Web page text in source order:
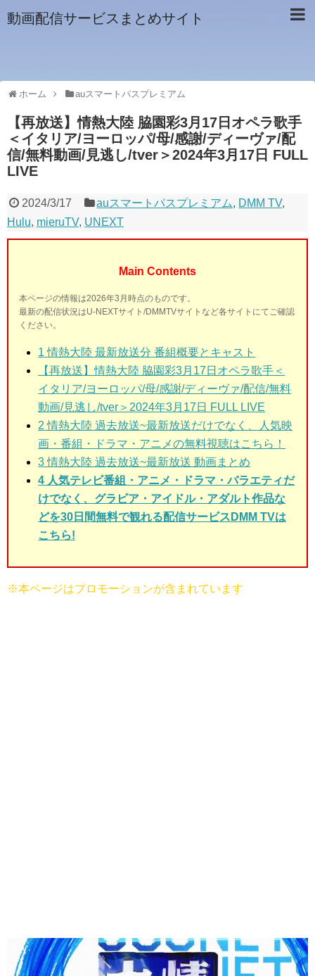
動画配信サービスまとめサイト
ホーム auスマートパスプレミアム
【再放送】情熱大陸 脇園彩3月17日オペラ歌手
＜イタリア/ヨーロッパ/母/感謝/ディーヴァ/配
信/無料動画/見逃し/tver＞2024年3月17日 FULL
LIVE
2024/3/17 auスマートパスプレミアム, DMM TV,
Hulu, mieruTV, UNEXT
Main Contents
本ページの情報は2026年3月時点のものです。
最新の配信状況はU-NEXTサイト/DMMTVサイトなど各サイトにてご確認
ください。
1 情熱大陸 最新放送分 番組概要とキャスト
【再放送】情熱大陸 脇園彩3月17日オペラ歌手＜
イタリア/ヨーロッパ/母/感謝/ディーヴァ/配信/無料
動画/見逃し/tver＞2024年3月17日 FULL LIVE
2 情熱大陸 過去放送~最新放送だけでなく、人気映
画・番組・ドラマ・アニメの無料視聴はこちら！
3情熱大陸 過去放送~最新放送 動画まとめ
4 人気テレビ番組・アニメ・ドラマ・バラエティだ
けでなく、グラビア・アイドル・アダルト作品な
どを30日間無料で観れる配信サービスDMM TVは
こちら!
※本ページはプロモーションが含まれています